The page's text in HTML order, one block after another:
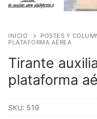
INICIO POSTES Y
PLATAFORMA AÉREA
Tirante
plataforma
SKU: 519